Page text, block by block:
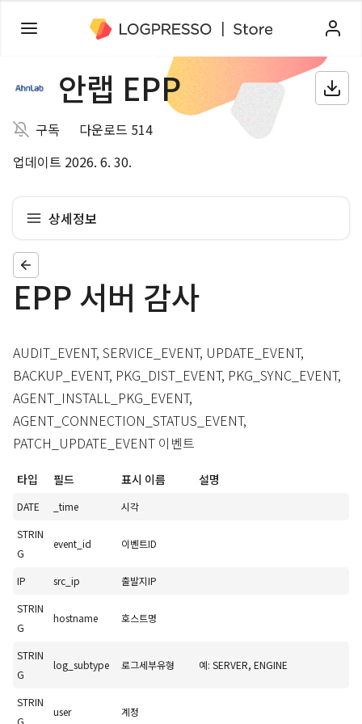
안랩 EPP
구독
다운로드 514
업데이트 2026. 6. 30.
상세정보
EPP 서버 감사
AUDIT_EVENT, SERVICE_EVENT, UPDATE_EVENT,
BACKUP_EVENT, PKG_DIST_EVENT, PKG_SYNC_EVENT,
AGENT_INSTALL_PKG_EVENT,
AGENT_CONNECTION_STATUS_EVENT,
PATCH_UPDATE_EVENT 이벤트
타입 필드 표시 이름 설명
DATE _time
시각
STRIN
G
event_id 이벤트ID
IP src_ip
출발지IP
STRIN
G
hostname 호스트명
STRIN
G
log_subtype 로그세부유형 예: SERVER, ENGINE
STRIN
G
user 계정